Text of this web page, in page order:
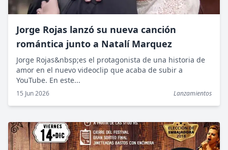
Jorge Rojas lanzó su nueva canción
romántica junto a Natalí Marquez
Jorge Rojas&nbsp;es el protagonista de una historia de
amor en el nuevo videoclip que acaba de subir a
YouTube. En este...
15 Jun 2026 Lanzamientos